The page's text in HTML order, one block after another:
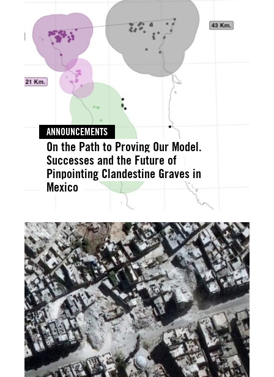
ANNOUNCEMENTS
On the Path to Proving Our Model.
Successes and the Future of
Pinpointing Clandestine Graves in
Mexico